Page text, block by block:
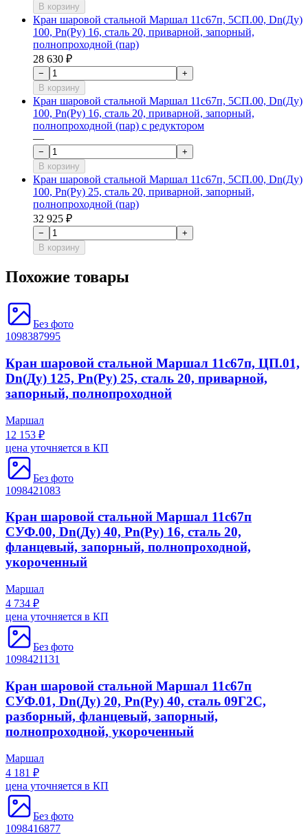
В корзину
Кран шаровой стальной Маршал 11с67п, 5СП.00, Dn(Ду)
100, Рn(Ру) 16, сталь 20, приварной, запорный,
полнопроходной (пар)
28 630 ₽
−
+
В корзину
Кран шаровой стальной Маршал 11с67п, 5СП.00, Dn(Ду)
100, Рn(Ру) 16, сталь 20, приварной, запорный,
полнопроходной (пар) с редуктором
—
−
+
В корзину
Кран шаровой стальной Маршал 11с67п, 5СП.00, Dn(Ду)
100, Рn(Ру) 25, сталь 20, приварной, запорный,
полнопроходной (пар)
32 925 ₽
−
+
В корзину
Похожие товары
Без фото
1098387995
Кран шаровой стальной Маршал 11с67п, ЦП.01,
Dn(Ду) 125, Рn(Ру) 25, сталь 20, приварной,
запорный, полнопроходной
Маршал
12 153 ₽
цена уточняется в КП
Без фото
1098421083
Кран шаровой стальной Маршал 11с67п
СУФ.00, Dn(Ду) 40, Рn(Ру) 16, сталь 20,
фланцевый, запорный, полнопроходной,
укороченный
Маршал
4 734 ₽
цена уточняется в КП
Без фото
1098421131
Кран шаровой стальной Маршал 11с67п
СУФ.01, Dn(Ду) 20, Рn(Ру) 40, сталь 09Г2С,
разборный, фланцевый, запорный,
полнопроходной, укороченный
Маршал
4 181 ₽
цена уточняется в КП
Без фото
1098416877